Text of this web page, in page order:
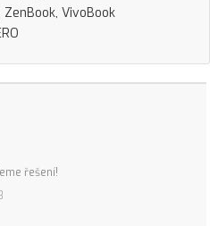
ZenBook, VivoBook
řešení!